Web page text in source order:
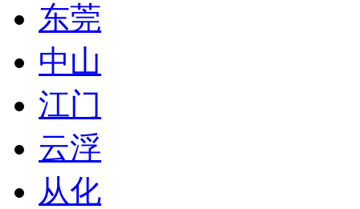
东莞
中山
江门
云浮
从化